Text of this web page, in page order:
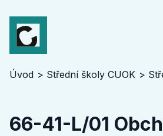
Úvod Střední školy CUOK
66-41-L/01